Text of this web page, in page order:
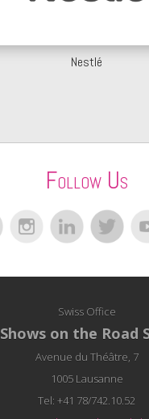
Nestlé
Follow Us
Swiss Office
Shows on the Road
Avenue du Théâtre, 7
1005 Lausanne
Tel: +41 78/742.10.52